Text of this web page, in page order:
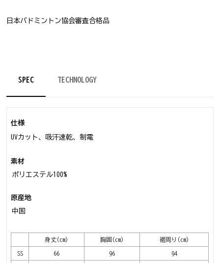
日本バドミントン協会審査合格品
SPEC TECHNOLOGY
仕様
UVカット、吸汗速乾、制電
素材
ポリエステル100%
原産地
中国
身丈(cm) 胸囲(cm) 裾周り(cm)
SS 66 96 94